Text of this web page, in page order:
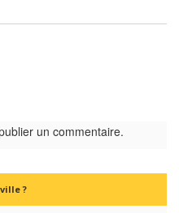
un commentaire.
?